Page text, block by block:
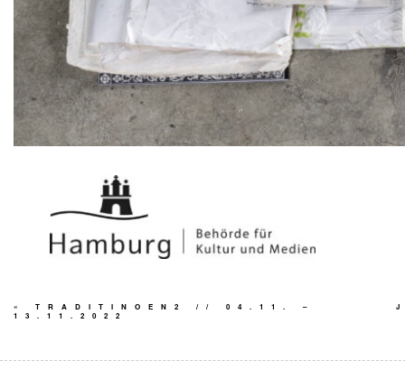
«
TRADITINOEN2 // 04.11. –
13.11.2022